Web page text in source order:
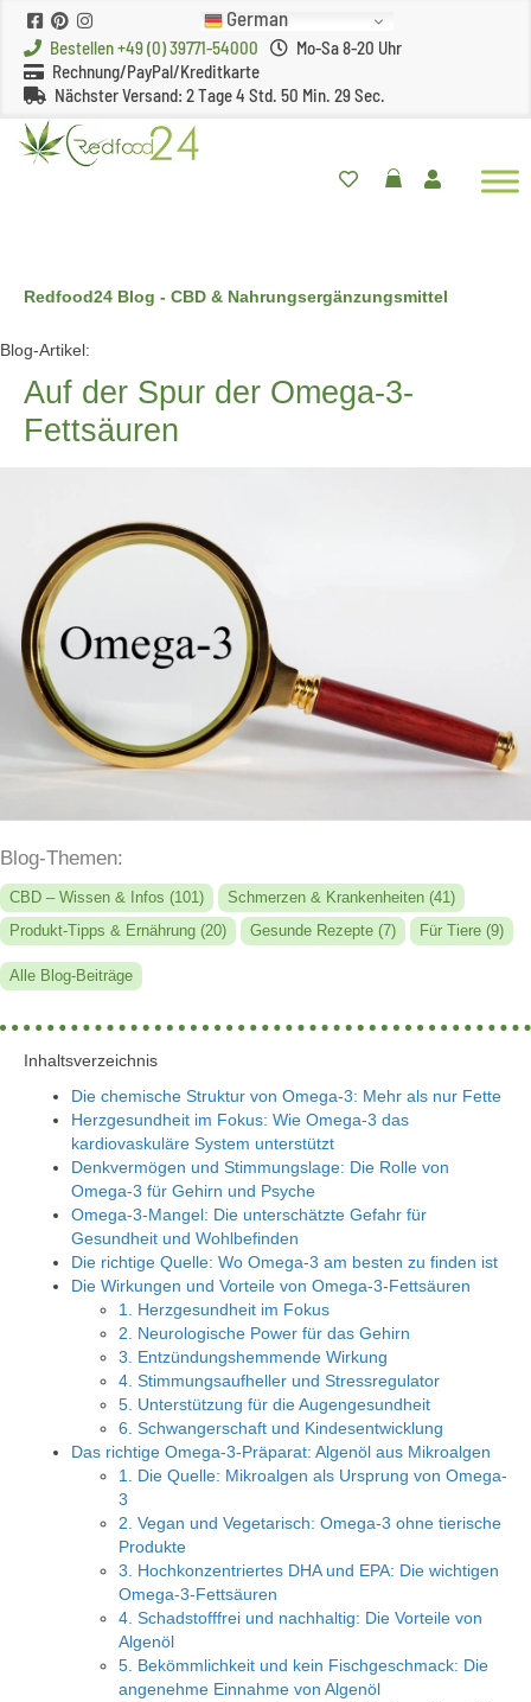
Bestellen +49 (0) 39771-54000
Mo-Sa 8-20 Uhr
Rechnung/PayPal/Kreditkarte
Nächster Versand: 2 Tage 4 Std. 50 Min. 28 Sec.
German
Redfood24 Blog - CBD & Nahrungsergänzungsmittel
Blog-Artikel:
Auf der Spur der Omega-3-
Fettsäuren
Blog-Themen:
CBD – Wissen & Infos (101) Schmerzen & Krankenheiten (41)
Produkt-Tipps & Ernährung (20) Gesunde Rezepte (7) Für Tiere (9)
Alle Blog-Beiträge
Inhaltsverzeichnis
Die chemische Struktur von Omega-3: Mehr als nur Fette
Herzgesundheit im Fokus: Wie Omega-3 das
kardiovaskuläre System unterstützt
Denkvermögen und Stimmungslage: Die Rolle von
Omega-3 für Gehirn und Psyche
Omega-3-Mangel: Die unterschätzte Gefahr für
Gesundheit und Wohlbefinden
Die richtige Quelle: Wo Omega-3 am besten zu finden ist
Die Wirkungen und Vorteile von Omega-3-Fettsäuren
1. Herzgesundheit im Fokus
2. Neurologische Power für das Gehirn
3. Entzündungshemmende Wirkung
4. Stimmungsaufheller und Stressregulator
5. Unterstützung für die Augengesundheit
6. Schwangerschaft und Kindesentwicklung
Das richtige Omega-3-Präparat: Algenöl aus Mikroalgen
1. Die Quelle: Mikroalgen als Ursprung von Omega-
3
2. Vegan und Vegetarisch: Omega-3 ohne tierische
Produkte
3. Hochkonzentriertes DHA und EPA: Die wichtigen
Omega-3-Fettsäuren
4. Schadstofffrei und nachhaltig: Die Vorteile von
Algenöl
5. Bekömmlichkeit und kein Fischgeschmack: Die
angenehme Einnahme von Algenöl